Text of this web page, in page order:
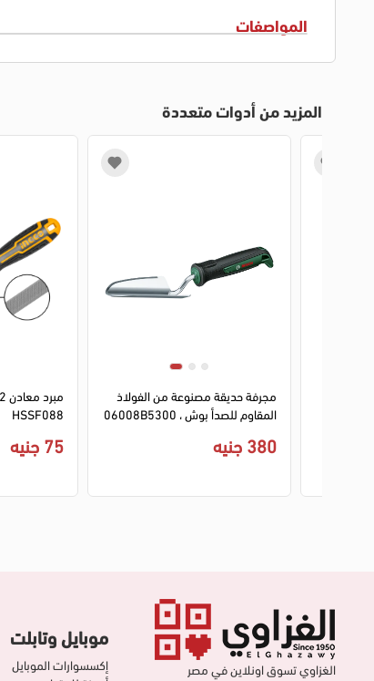
المواصفات
المزيد من أدوات متعددة
HSSF088
75 جنيه
مجرفة حديقة مصنوعة من الفولاذ
المقاوم للصدأ بوش ، 06008B5300
380 جنيه
الغزاوي تسوق اونلاين في مصر
موبايل وتابلت
إكسسوارات الموبايل